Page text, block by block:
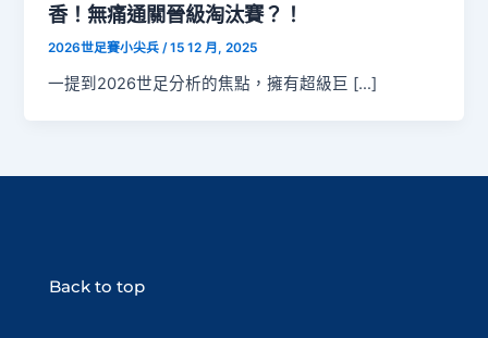
香！無痛通關晉級淘汰賽？！
2026世足賽小尖兵/15 12 月, 2025
一提到2026世足分析的焦點，擁有超級巨 […]
Back to top